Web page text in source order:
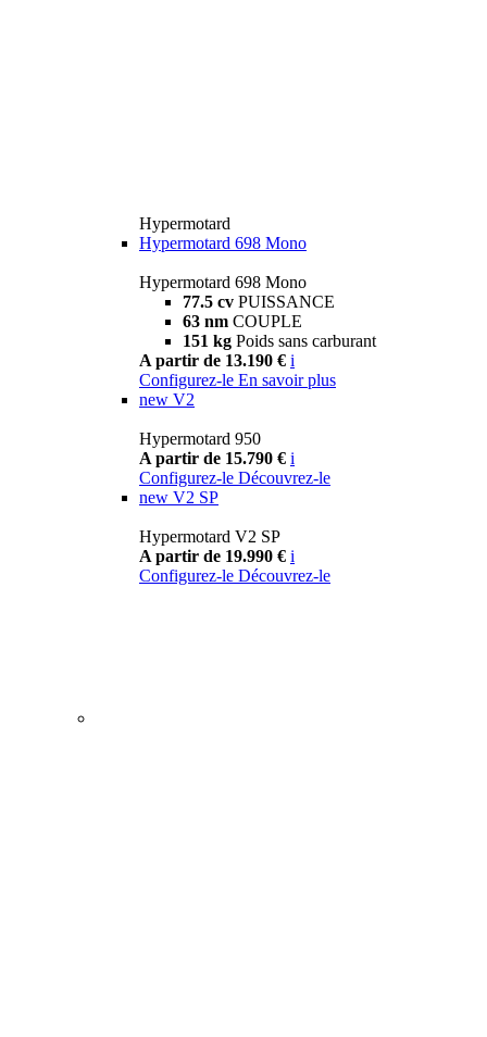
Hypermotard
Hypermotard 698 Mono
Hypermotard 698 Mono
77.5 cv PUISSANCE
63 nm COUPLE
151 kg Poids sans carburant
A partir de 13.190 € i
Configurez-le En savoir plus
new V2
Hypermotard 950
A partir de 15.790 € i
Configurez-le Découvrez-le
new V2 SP
Hypermotard V2 SP
A partir de 19.990 € i
Configurez-le Découvrez-le